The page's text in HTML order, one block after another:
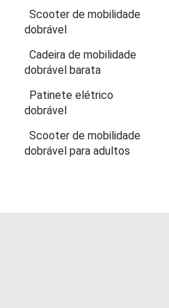
Scooter de mobilidade
dobrável
Cadeira de mobilidade
dobrável barata
Patinete elétrico
dobrável
Scooter de mobilidade
dobrável para adultos